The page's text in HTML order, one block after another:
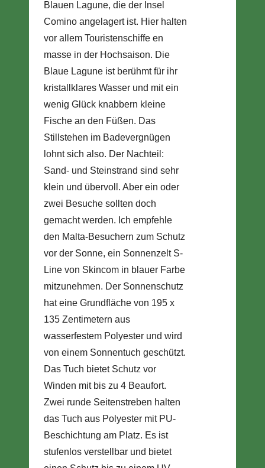
Blauen Lagune, die der Insel
Comino angelagert ist. Hier halten
vor allem Touristenschiffe en
masse in der Hochsaison. Die
Blaue Lagune ist berühmt für ihr
kristallklares Wasser und mit ein
wenig Glück knabbern kleine
Fische an den Füßen. Das
Stillstehen im Badevergnügen
lohnt sich also. Der Nachteil:
Sand- und Steinstrand sind sehr
klein und übervoll. Aber ein oder
zwei Besuche sollten doch
gemacht werden. Ich empfehle
den Malta-Besuchern zum Schutz
vor der Sonne, ein Sonnenzelt S-
Line von Skincom in blauer Farbe
mitzunehmen. Der Sonnenschutz
hat eine Grundfläche von 195 x
135 Zentimetern aus
wasserfestem Polyester und wird
von einem Sonnentuch geschützt.
Das Tuch bietet Schutz vor
Winden mit bis zu 4 Beaufort.
Zwei runde Seitenstreben halten
das Tuch aus Polyester mit PU-
Beschichtung am Platz. Es ist
stufenlos verstellbar und bietet